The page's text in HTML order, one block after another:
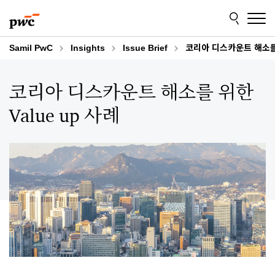
to
content
to
footer
Samil PwC Insights Issue Brief 코리아 디스카운트 해
코리아 디스카운트 해소를 위한
Value up 사례